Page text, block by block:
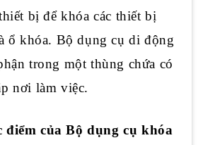
bị để khóa các thiết bị
ổ khóa. Bộ dụng cụ di động
trong một thùng chứa có
nơi làm việc.
của Bộ dụng cụ khóa